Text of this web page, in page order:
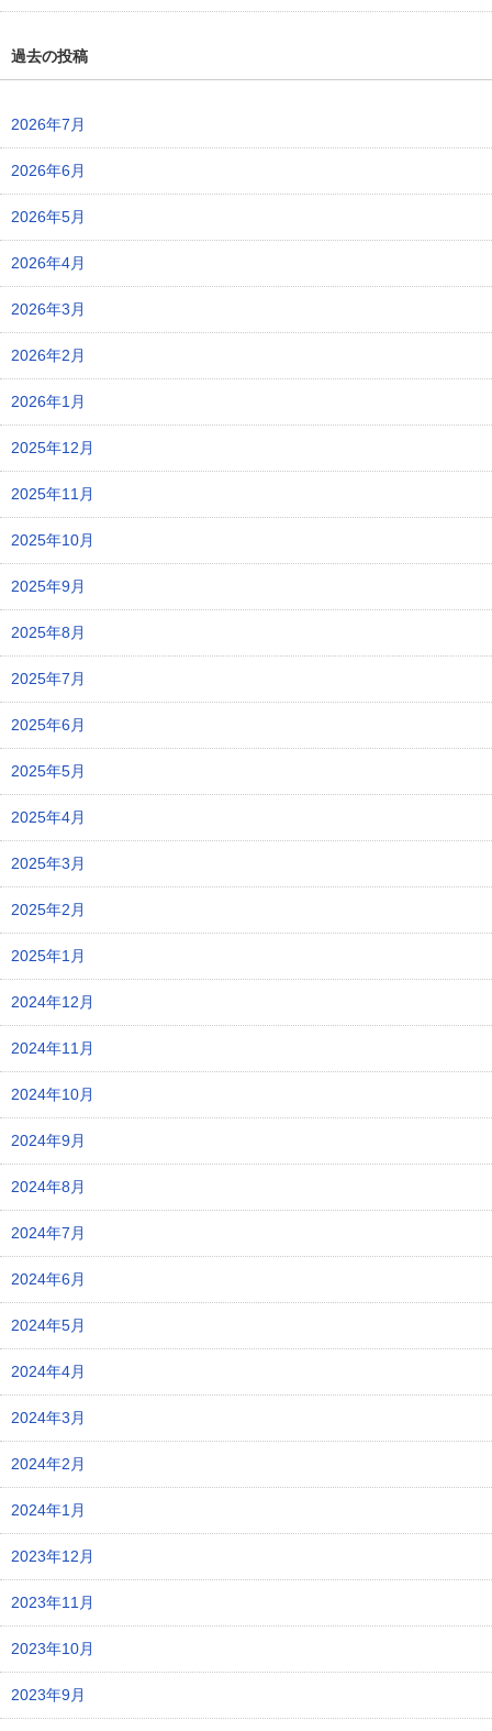
過去の投稿
2026年7月
2026年6月
2026年5月
2026年4月
2026年3月
2026年2月
2026年1月
2025年12月
2025年11月
2025年10月
2025年9月
2025年8月
2025年7月
2025年6月
2025年5月
2025年4月
2025年3月
2025年2月
2025年1月
2024年12月
2024年11月
2024年10月
2024年9月
2024年8月
2024年7月
2024年6月
2024年5月
2024年4月
2024年3月
2024年2月
2024年1月
2023年12月
2023年11月
2023年10月
2023年9月